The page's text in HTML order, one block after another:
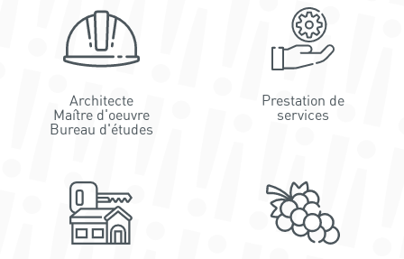
Architecte
Maître d'oeuvre
Bureau d'études
Prestation de
services